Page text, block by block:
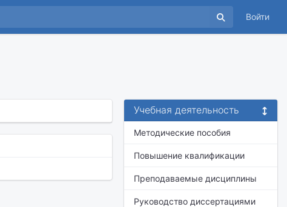
Войти
Учебная деятельность
Методические пособия
Повышение квалификации
Преподаваемые дисциплины
Руководство диссертациями